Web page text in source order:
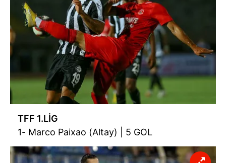
TFF 1.LİG
1- Marco Paixao (Altay) | 5 GOL